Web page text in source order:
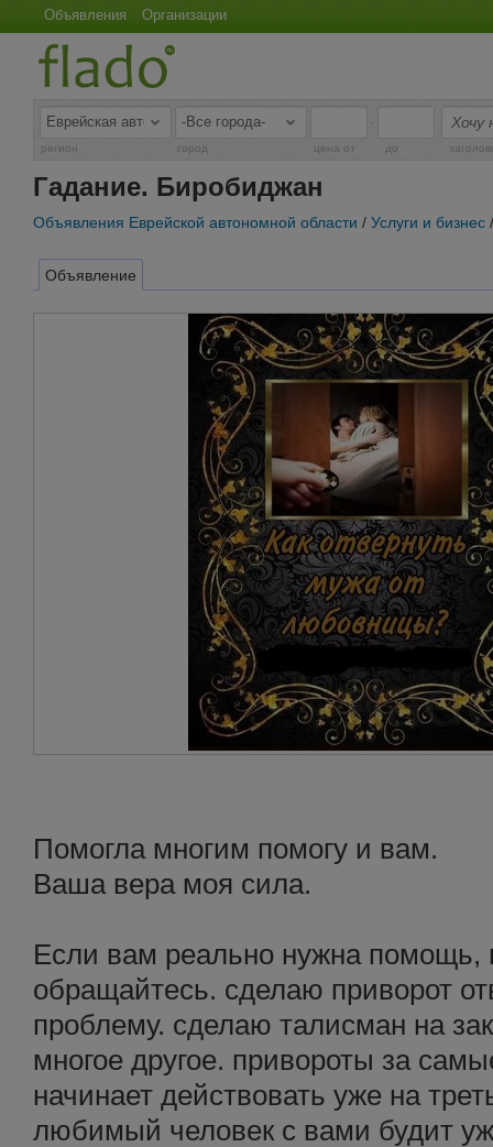
Объявления Организации
-
регион город цена от до
Гадание. Биробиджан
Объявления Еврейской автономной области / Услуги и бизнес
Объявление
Помогла многим помогу и вам.
Ваша вера моя сила.
Если вам реально нужна помощь,
обращайтесь. сделаю приворот
проблему. сделаю талисман на
многое другое. привороты за
начинает действовать уже на
любимый человек с вами будит